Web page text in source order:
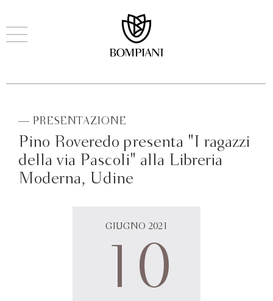
— PRESENTAZIONE
Pino Roveredo presenta "I ragazzi
della via Pascoli" alla Libreria
Moderna, Udine
GIUGNO 2021
10